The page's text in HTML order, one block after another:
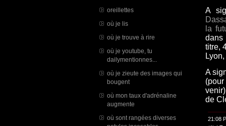
oreillettes
où je lis
où je trouve à rire
où je youtube, tu
dailymentionnes...
où je zieute des images qui
bougent
où mon taux d'adrénaline
augmente
où sont rangées diverses
A
la
dans
titre,
A
de
21:08